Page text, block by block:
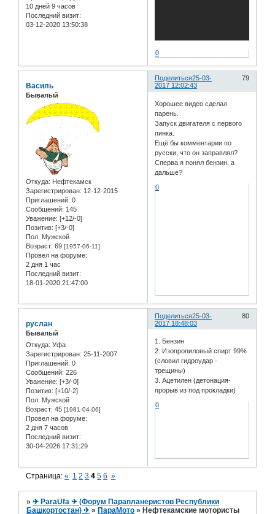
10 дней 9 часов
Последний визит:
03-12-2020 13:50:38
0
Поделиться 79
25-03-
2017 12:02:43
Василь
Бывалый
Откуда: Нефтекамск
Зарегистрирован: 12-12-2015
Приглашений: 0
Сообщений: 145
Уважение: [+12/-0]
Позитив: [+3/-0]
Пол: Мужской
Возраст: 69 [1957-06-11]
Провел на форуме:
2 дня 1 час
Последний визит:
18-01-2020 21:47:00
Хорошее видео сделал
парень.
Запуск двигателя с первого
пинка.
Ещё бы комментарии по
русски, что он заправлял?
Сперва я понял бензин, а
дальше?
0
Поделиться 80
25-03-
2017 18:48:03
руслан
Бывалый
Откуда: Уфа
Зарегистрирован: 25-11-2007
Приглашений: 0
Сообщений: 226
Уважение: [+3/-0]
Позитив: [+10/-2]
Пол: Мужской
Возраст: 45 [1981-04-06]
Провел на форуме:
2 дня 7 часов
Последний визит:
30-04-2026 17:31:29
1. Бензин
2. Изопропиловый спирт 99%
(словил гидроудар -
трещины)
3. Ацетилен (детонация-
прорыв из под прокладки)
0
Страница:« 1 2 3 4 5 6 »
»✈ ParaUfa ✈ (Форум Парапланеристов Республики
Башкортостан) ✈ »ПараМото »Нефтекамские мотористы